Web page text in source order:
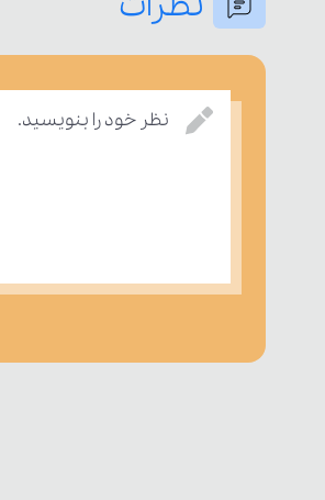
نظر خود را بنویسید.